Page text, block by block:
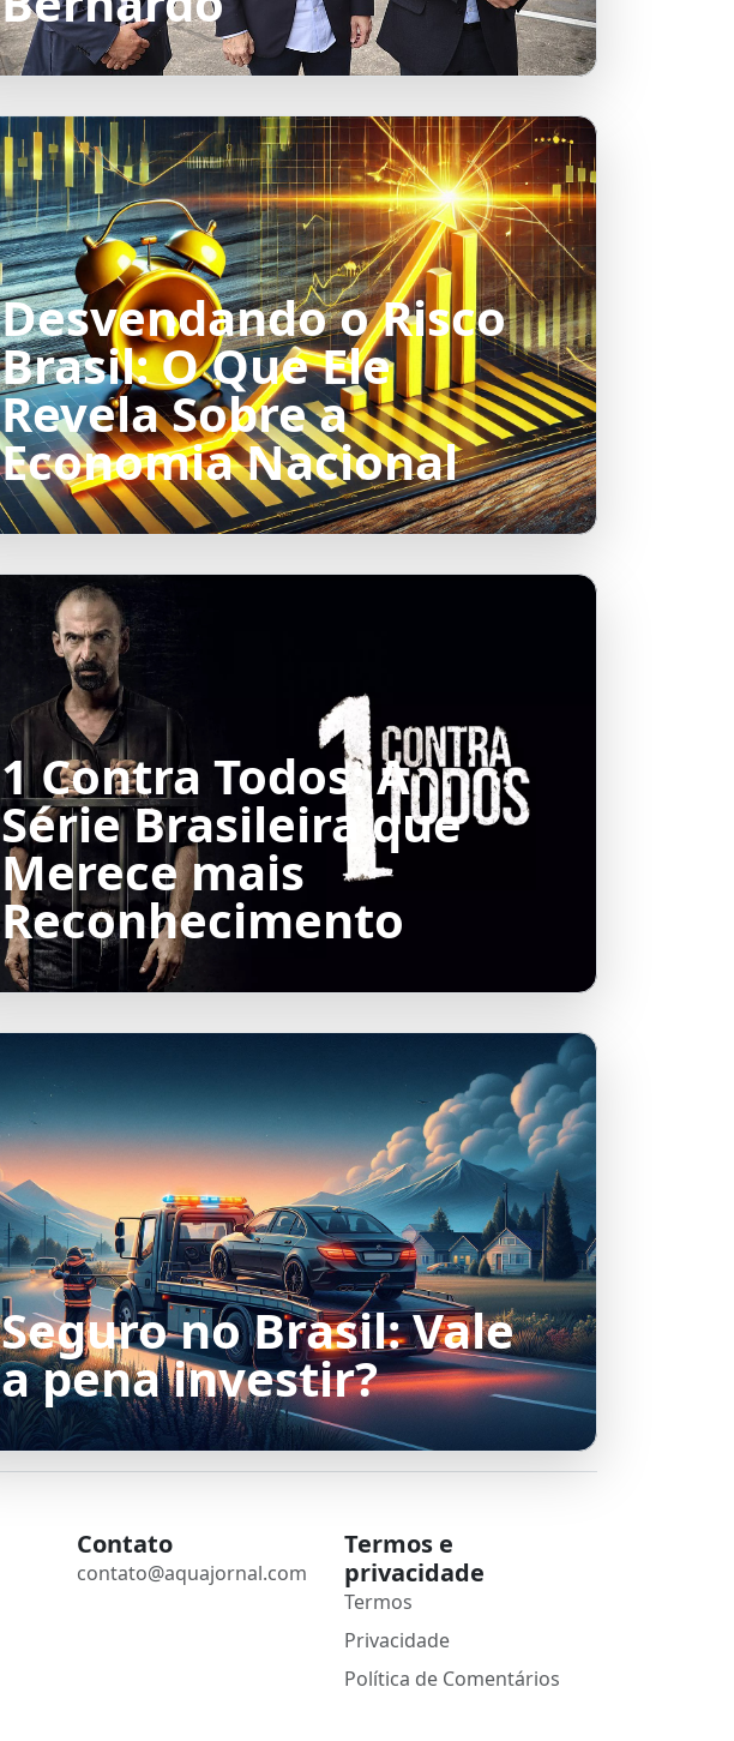
Desvendando o Risco
Brasil: O Que Ele
Revela Sobre a
Economia Nacional
1 Contra Todos: A
Série Brasileira que
Merece mais
Reconhecimento
Seguro no Brasil: Vale
a pena investir?
Contato
contato@aquajornal.com
Termos e
privacidade
Termos
Privacidade
Política de Comentários